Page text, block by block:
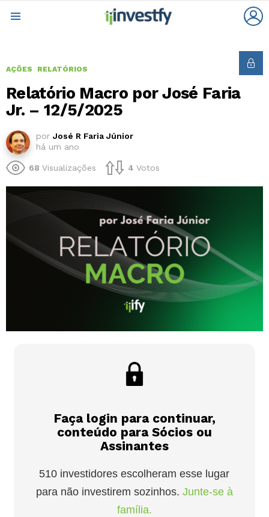
AÇÕES RELATÓRIOS
Relatório Macro por José Faria
Jr. – 12/5/2025
por José R Faria Júnior
há um ano
68 Visualizações 4 Votos
Faça login para continuar,
conteúdo para Sócios ou
Assinantes
510 investidores escolheram esse lugar
para não investirem sozinhos. Junte-se à
família.